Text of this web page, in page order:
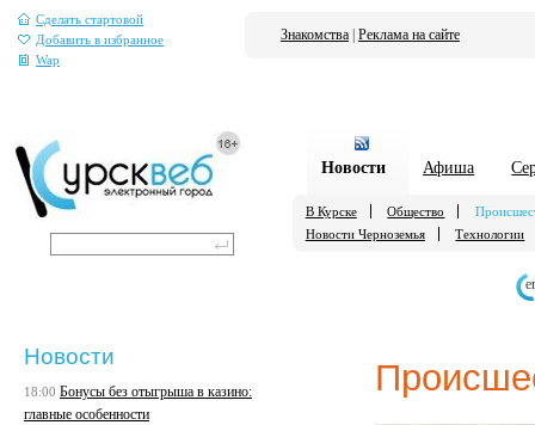
Сделать стартовой
Добавить в избранное
Wap
Знакомства Реклама на сайте
Новости Афиша
В Курске Общество
Новости Черноземья
Технологии
Новости
18:00 Бонусы без отыгрыша в казино:
главные особенности